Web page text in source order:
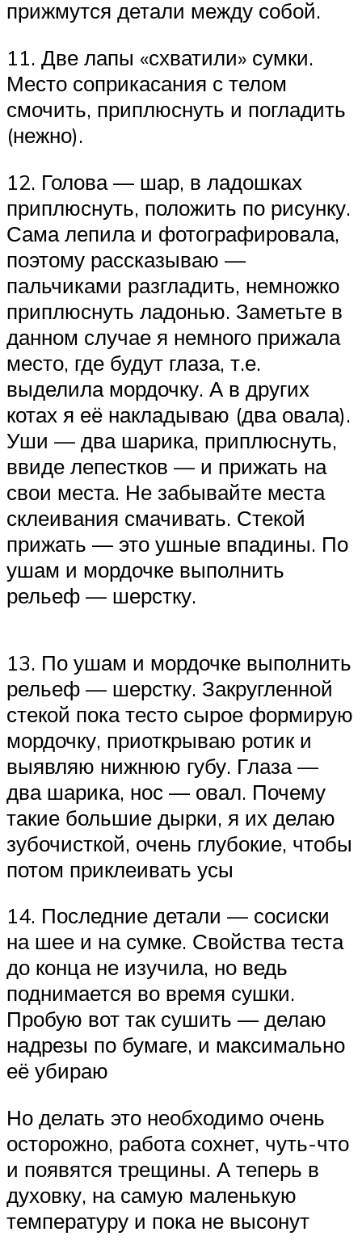
прижмутся детали между собой.
11. Две лапы «схватили» сумки.
Место соприкасания с телом
смочить, приплюснуть и погладить
(нежно).
12. Голова — шар, в ладошках
приплюснуть, положить по рисунку.
Сама лепила и фотографировала,
поэтому рассказываю —
пальчиками разгладить, немножко
приплюснуть ладонью. Заметьте в
данном случае я немного прижала
место, где будут глаза, т.е.
выделила мордочку. А в других
котах я её накладываю (два овала).
Уши — два шарика, приплюснуть,
ввиде лепестков — и прижать на
свои места. Не забывайте места
склеивания смачивать. Стекой
прижать — это ушные впадины. По
ушам и мордочке выполнить
рельеф — шерстку.
13. По ушам и мордочке выполнить
рельеф — шерстку. Закругленной
стекой пока тесто сырое формирую
мордочку, приоткрываю ротик и
выявляю нижнюю губу. Глаза —
два шарика, нос — овал. Почему
такие большие дырки, я их делаю
зубочисткой, очень глубокие, чтобы
потом приклеивать усы
14. Последние детали — сосиски
на шее и на сумке. Свойства теста
до конца не изучила, но ведь
поднимается во время сушки.
Пробую вот так сушить — делаю
надрезы по бумаге, и максимально
её убираю
Но делать это необходимо очень
осторожно, работа сохнет, чуть-что
и появятся трещины. А теперь в
духовку, на самую маленькую
температуру и пока не высонут